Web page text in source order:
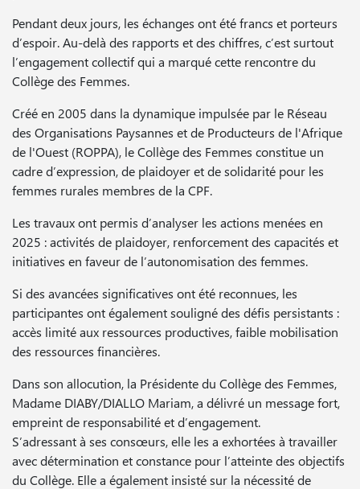
Pendant deux jours, les échanges ont été francs et porteurs
d’espoir. Au-delà des rapports et des chiffres, c’est surtout
l’engagement collectif qui a marqué cette rencontre du
Collège des Femmes.
Créé en 2005 dans la dynamique impulsée par le Réseau
des Organisations Paysannes et de Producteurs de l'Afrique
de l'Ouest (ROPPA), le Collège des Femmes constitue un
cadre d’expression, de plaidoyer et de solidarité pour les
femmes rurales membres de la CPF.
Les travaux ont permis d’analyser les actions menées en
2025 : activités de plaidoyer, renforcement des capacités et
initiatives en faveur de l’autonomisation des femmes.
Si des avancées significatives ont été reconnues, les
participantes ont également souligné des défis persistants :
accès limité aux ressources productives, faible mobilisation
des ressources financières.
Dans son allocution, la Présidente du Collège des Femmes,
Madame DIABY/DIALLO Mariam, a délivré un message fort,
empreint de responsabilité et d’engagement.
S’adressant à ses consœurs, elle les a exhortées à travailler
avec détermination et constance pour l’atteinte des objectifs
du Collège. Elle a également insisté sur la nécessité de